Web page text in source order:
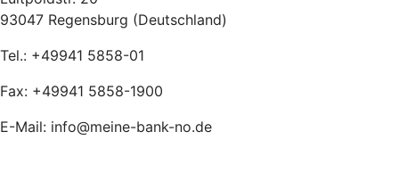
93047 Regensburg (Deutschland)
Tel.: +49941 5858-01
Fax: +49941 5858-1900
E-Mail: info@meine-bank-no.de